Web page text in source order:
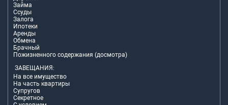
Займа
Ссуды
Залога
Ипотеки
Аренды
Обмена
Брачный
Пожизненного содержания (досмотра)
ЗАВЕЩАНИЯ:
На все имущество
На часть квартиры
Супругов
Секретное